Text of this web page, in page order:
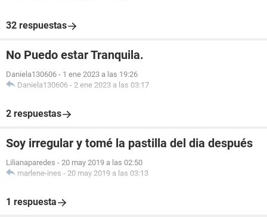
32 respuestas
No Puedo estar Tranquila.
Daniela130606 - 1 ene 2023 a las 19:26
Daniela130606 - 2 ene 2023 a las 03:17
2 respuestas
Soy irregular y tomé la pastilla del dia después
Lilianaparedes - 20 may 2019 a las 02:50
marlene-ines - 20 may 2019 a las 03:13
1 respuesta